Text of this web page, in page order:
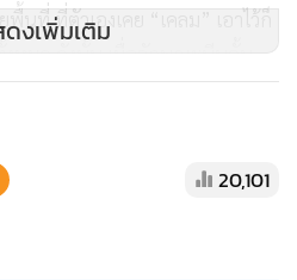
นที่ ที่ตัวเองเคย “เคลม” เอาไว้ก็
งหมด ดังนั้น เมื่อลักษณะบีบคั้น
อบคอบรัดกุม และต้องใช้
ารณ์เมื่อปี 54 มาเป็นบทเรียน
นาคตได้อีก
หลายปี อย่างน้อยก็คือพื้นที่ “ภู
งเพิ่มเติม
20,101